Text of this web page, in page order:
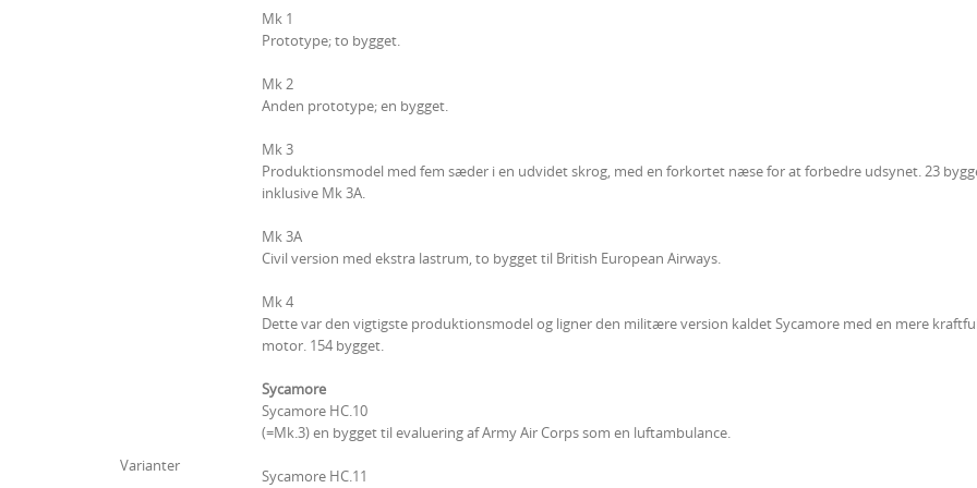
Varianter
Mk 1
Prototype; to bygget.
Mk 2
Anden prototype; en bygget.
Mk 3
Produktionsmodel med fem sæder i en udvidet skrog, med en forkortet næse for at forbedre udsynet. 23
inklusive Mk 3A.
Mk 3A
Civil version med ekstra lastrum, to bygget til British European Airways.
Mk 4
Dette var den vigtigste produktionsmodel og ligner den militære version kaldet Sycamore med en mere
motor. 154 bygget.
Sycamore
Sycamore HC.10
(=Mk.3) en bygget til evaluering af Army Air Corps som en luftambulance.
Sycamore HC.11